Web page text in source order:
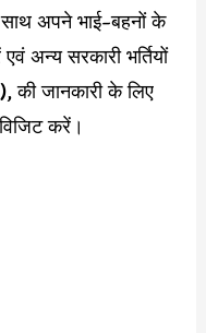
अपने भाई-बहनों के
अन्य सरकारी भर्तियों
जानकारी के लिए
करें।